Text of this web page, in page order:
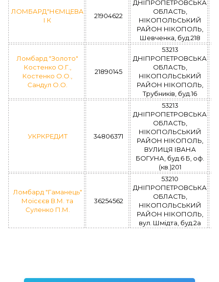
ЛОМБАРД"НЄМЦЕВА
І К
21904622
ДНІПРОПЕТРОВСЬКА
ОБЛАСТЬ,
НІКОПОЛЬСЬКИЙ
РАЙОН НІКОПОЛЬ,
Шевченка, буд.218
Ломбард "Золото"
Костенко О.Г.,
Костенко О.О.,
Сандул О.О.
21890145
53213
ДНІПРОПЕТРОВСЬКА
ОБЛАСТЬ,
НІКОПОЛЬСЬКИЙ
РАЙОН НІКОПОЛЬ,
Трубників, буд.16
УКРКРЕДИТ 34806371
53213
ДНІПРОПЕТРОВСЬКА
ОБЛАСТЬ,
НІКОПОЛЬСЬКИЙ
РАЙОН НІКОПОЛЬ,
ВУЛИЦЯ ІВАНА
БОГУНА, буд.6 Б, оф.
(кв.)201
Ломбард "Гаманець"
Моісєєв В.М. та
Суленко П.М.
36254562
53210
ДНІПРОПЕТРОВСЬКА
ОБЛАСТЬ,
НІКОПОЛЬСЬКИЙ
РАЙОН НІКОПОЛЬ,
вул. Шмідта, буд.2а